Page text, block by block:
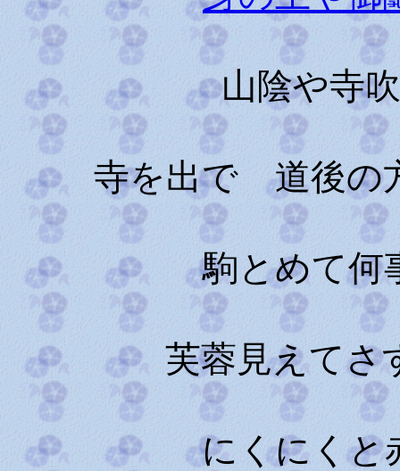
山陰や寺
寺を出でゝ道後の
駒とめて何
芙蓉見えてさ
にくにくと